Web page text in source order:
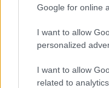
Google for online
I want to allow
personalized
I want to allow
related to